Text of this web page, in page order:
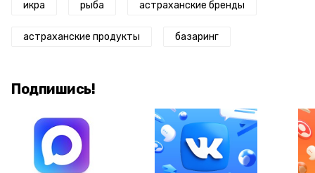
икра рыба астраханские бренды
астраханские продукты базаринг
Подпишись!